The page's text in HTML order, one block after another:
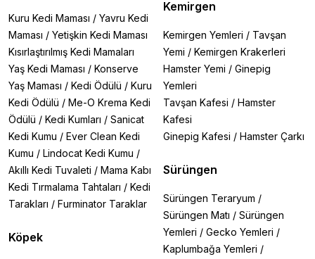
Kuru Kedi Maması / Yavru Kedi
Maması / Yetişkin Kedi Maması
Kısırlaştırılmış Kedi Mamaları
Yaş Kedi Maması / Konserve
Yaş Maması / Kedi Ödülü / Kuru
Kedi Ödülü / Me-O Krema Kedi
Ödülü / Kedi Kumları / Sanicat
Kedi Kumu / Ever Clean Kedi
Kumu / Lindocat Kedi Kumu /
Akıllı Kedi Tuvaleti / Mama Kabı
Kedi Tırmalama Tahtaları / Kedi
Tarakları / Furminator Taraklar
Köpek
Kemirgen
Kemirgen Yemleri / Tavşan
Yemi / Kemirgen Krakerleri
Hamster Yemi / Ginepig
Yemleri
Tavşan Kafesi / Hamster
Kafesi
Ginepig Kafesi / Hamster Çarkı
Sürüngen
Sürüngen Teraryum /
Sürüngen Matı / Sürüngen
Yemleri / Gecko Yemleri /
Kaplumbağa Yemleri /